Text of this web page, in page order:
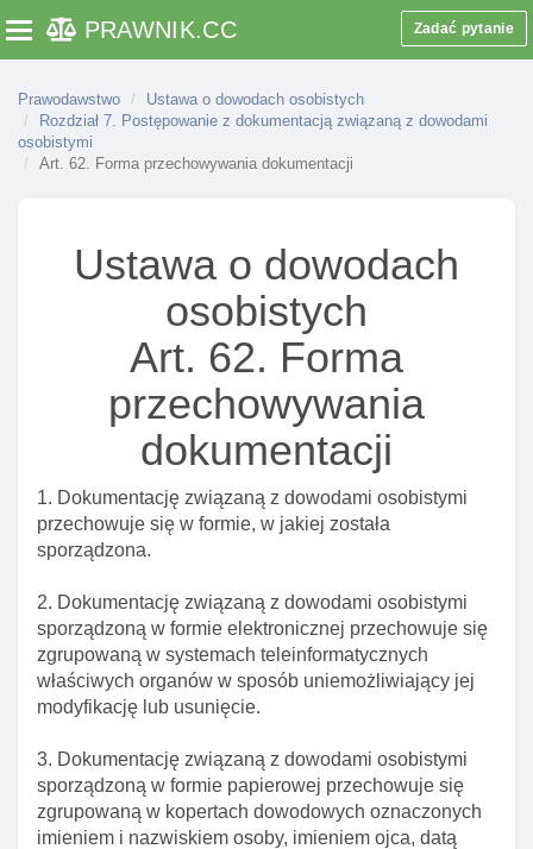
Toggle navigation
PRAWNIK.CC Zadać pytanie
Prawodawstwo
Ustawa o dowodach osobistych
Rozdział 7. Postępowanie z dokumentacją związaną z dowodami
osobistymi
Art. 62. Forma przechowywania dokumentacji
Ustawa o dowodach
osobistych
Art. 62. Forma
przechowywania
dokumentacji
1. Dokumentację związaną z dowodami osobistymi
przechowuje się w formie, w jakiej została
sporządzona.
2. Dokumentację związaną z dowodami osobistymi
sporządzoną w formie elektronicznej przechowuje się
zgrupowaną w systemach teleinformatycznych
właściwych organów w sposób uniemożliwiający jej
modyfikację lub usunięcie.
3. Dokumentację związaną z dowodami osobistymi
sporządzoną w formie papierowej przechowuje się
zgrupowaną w kopertach dowodowych oznaczonych
imieniem i nazwiskiem osoby, imieniem ojca, datą
Art. 29a. Potwierdzenie przez organ gminy
tożsamośCI osoby ubiegającej się o wydanie
dowodu osobistego
Art. 29b. Potwierdzenie przez organ gminy
obywatelstwa osoby której ma być wydany dowóD
ubiegającej się o wydanie dowodu osobistego
Art. 29d. Potwierdzenie złożenia wniosku o wydanie
dowodu osobistego
Art. 30. Odbiór dowodu osobistego
Art. 30a. Potwierdzenie tożsamośCI osoby
odbierającej dowóD osobisty
Art. 30b. CzynnośCI organu gminy przy wydawaniu
Art. 30c. Niemożność osobistego odbioru dowodu
osobistego
osobistego
Art. 31. Formularz odbioru dowodu
Art. 31a. Przekazywanie spersonalizowanych
dowodów osobistych do ich wystawcy
Rozdział 3a. Zawieszanie I cofanie zawieszenia
certyfikatów zamieszczonych w warstwie
elektronicznej dowodu osobistego